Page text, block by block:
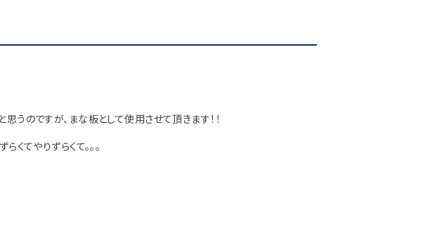
うのですが、まな板として使用させて頂きます！！
てやりずらくて。。。